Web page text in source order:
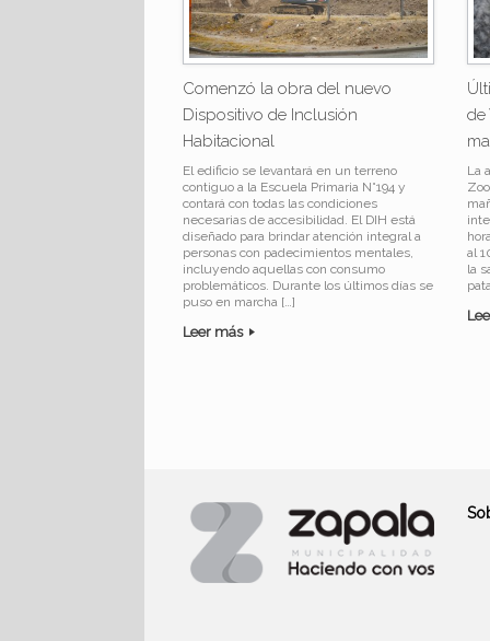
Comenzó la obra del nuevo
Dispositivo de Inclusión
Habitacional
El edificio se levantará en un terreno
contiguo a la Escuela Primaria N°194 y
contará con todas las condiciones
necesarias de accesibilidad. El DIH está
diseñado para brindar atención integral a
personas con padecimientos mentales,
incluyendo aquellas con consumo
problemáticos. Durante los últimos días se
puso en marcha […]
Leer más
de
La
al
la